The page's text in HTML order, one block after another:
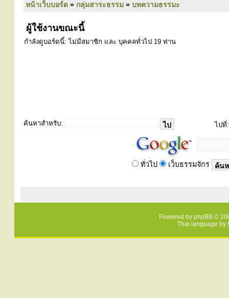
หน้าเว็บบอร์ด » กลุ่มสาระธรรม » บทความธรรมะ
ผู้ใช้งานขณะนี้
กำลังดูบอร์ดนี้: ไม่มีสมาชิก และ บุคคลทั่วไป 19 ท่าน
ค้นหาสำหรับ: ไปที่:
ทั่วไป เว็บธรรมจักร
Powered by phpBB ©
Thai language by